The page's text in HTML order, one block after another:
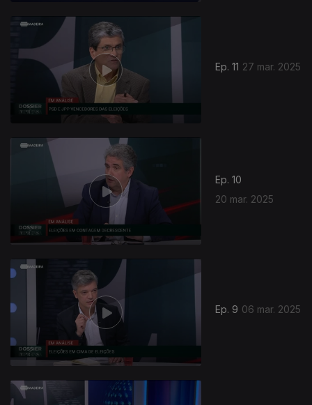
Ep. 11 27 mar. 2025
Ep. 10
20 mar. 2025
Ep. 9 06 mar. 2025